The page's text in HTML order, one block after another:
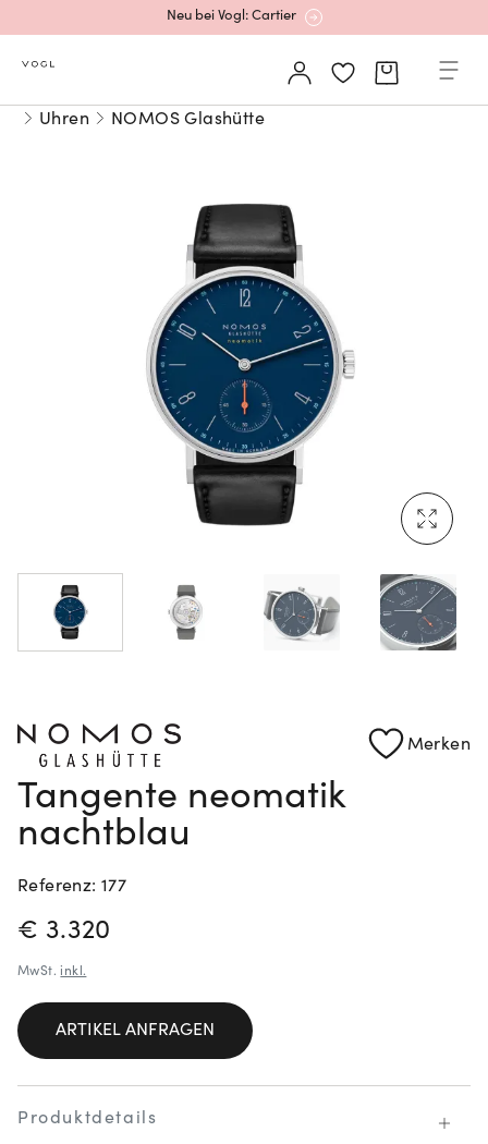
Neu bei Vogl: Cartier
Mehr erfahren: Ikonische Uhren von Cartier
Rolex Certified Pre-Owned entdecken
Neu bei Vogl: Uhren von Grand Seiko
Neu bei Vogl: Cartier
Mehr erfahren: Ikonische Uhren von Cartier
Rolex Certified Pre-Owned entdecken
Uhren NOMOS Glashütte
Merken
Tangente neomatik
nachtblau
Referenz: 177
PREISINFORMATIONEN
€ 3.320
MwSt. inkl.
ARTIKEL ANFRAGEN
Produktdetails